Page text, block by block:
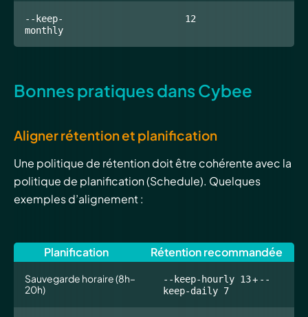
--keep-
monthly
12
Bonnes pratiques dans Cybee
Aligner rétention et planification
Une politique de rétention doit être cohérente avec la
politique de planification (Schedule). Quelques
exemples d’alignement :
Planification Rétention recommandée
Sauvegarde horaire (8h–
20h)
--keep-hourly 13+ --
keep-daily 7